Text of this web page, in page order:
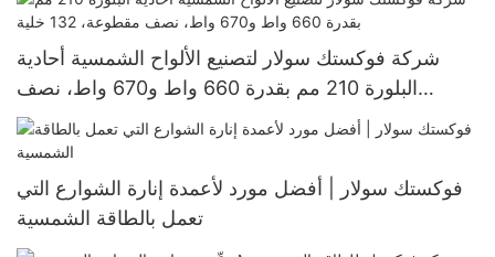
شركة فوكستك سولار لتصنيع الألواح الشمسية أحادية
البلورة 210 مم بقدرة 660 واط و670 واط، نصف
مقطوعة، 132 خلية
فوكستك سولار | أفضل مورد لأعمدة إنارة الشوارع التي
تعمل بالطاقة الشمسية